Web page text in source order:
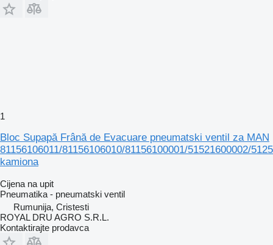
1
Bloc Supapă Frână de Evacuare pneumatski ventil za MAN
81156106011/81156106010/81156100001/51521600002/
kamiona
Cijena na upit
Pneumatika - pneumatski ventil
Rumunija, Cristesti
ROYAL DRU AGRO S.R.L.
Kontaktirajte prodavca